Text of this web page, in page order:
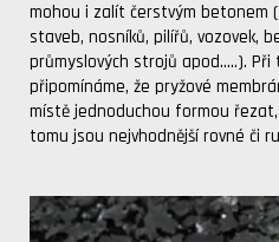
mohou i zalít čerstvým betonem
staveb, nosníků, pilířů, vozovek,
průmyslových strojů apod.....).
připomínáme, že pryžové
místě jednoduchou formou
tomu jsou nejvhodnější rovné či